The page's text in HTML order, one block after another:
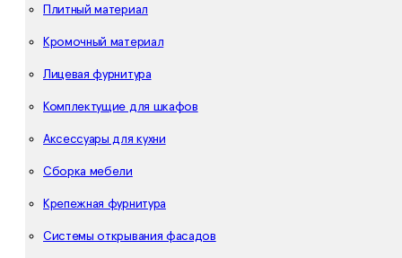
Плитный материал
Кромочный материал
Лицевая фурнитура
Комплектущие для шкафов
Аксессуары для кухни
Сборка мебели
Крепежная фурнитура
Системы открывания фасадов